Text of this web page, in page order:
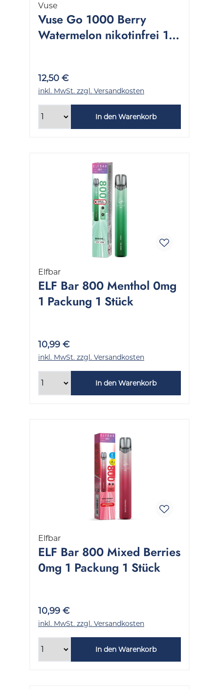
Vuse
Vuse Go 1000 Berry
Watermelon nikotinfrei 1
12,50 €
inkl. MwSt. zzgl. Versandkosten
In den Warenkorb
Elfbar
ELF Bar 800 Menthol 0mg
1 Packung 1 Stück
10,99 €
inkl. MwSt. zzgl. Versandkosten
In den Warenkorb
Elfbar
ELF Bar 800 Mixed Berries
0mg 1 Packung 1 Stück
10,99 €
inkl. MwSt. zzgl. Versandkosten
In den Warenkorb